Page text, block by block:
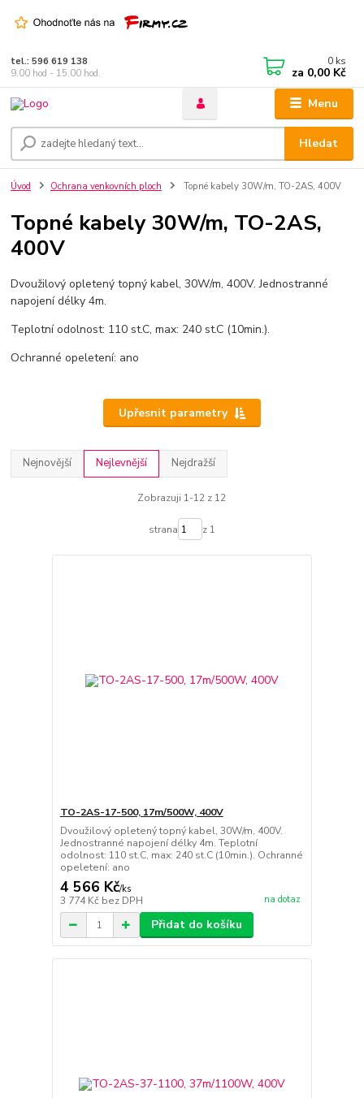
Menu
Hledat
tel.: 596 619 138
9.00 hod - 15.00 hod.
0 ks
za 0,00 Kč
Úvod Ochrana venkovních ploch Topné kabely 30W/m, TO-2AS, 400V
Topné kabely 30W/m, TO-2AS,
400V
Dvoužilový opletený topný kabel, 30W/m, 400V. Jednostranné
napojení délky 4m.
Teplotní odolnost: 110 st.C, max: 240 st.C (10min.).
Ochranné opeletení: ano
Upřesnit parametry
Nejnovější Nejlevnější Nejdražší
Zobrazuji 1-12 z 12
strana z 1
TO-2AS-17-500, 17m/500W, 400V
Dvoužilový opletený topný kabel, 30W/m, 400V.
Jednostranné napojení délky 4m. Teplotní
odolnost: 110 st.C, max: 240 st.C (10min.). Ochranné
opeletení: ano
4 566 Kč/ks
3 774 Kč bez DPH na dotaz
Přidat do košíku